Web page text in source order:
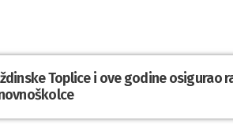
Toplice i ove godine